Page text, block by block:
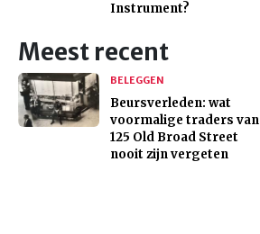
Instrument?
Meest recent
BELEGGEN
Beursverleden: wat
voormalige traders van
125 Old Broad Street
nooit zijn vergeten